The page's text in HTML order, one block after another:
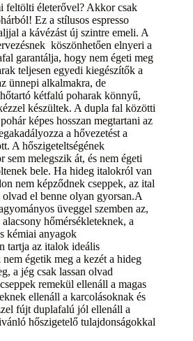
feltӧlti életerővel? Akkor csak
Ez a stílusos espresso
a kávézást új szintre emeli. A
kӧszӧnhetően elnyeri a
garantálja, hogy nem égeti meg
teljesen egyedi kiegészítők a
ünnepi alkalmakra, de
kétfalú poharak kӧnnyű,
készültek. A dupla fal kӧzӧtti
képes hosszan megtartani az
a hővezetést a
A hőszigeteltségének
sem melegszik át, és nem égeti
bele. Ha hideg italokról van
nem képződnek cseppek, az ital
el benne olyan gyorsan.A
üveggel szemben az,
hőmérsékleteknek, a
kémiai anyagok
tartja az italok ideális
égetik meg a kezét a hideg
a jég csak lassan olvad
remekül ellenáll a magas
ellenáll a karcolásoknak és
fújt duplafalú jól ellenáll a
hőszigetelő tulajdonságokkal